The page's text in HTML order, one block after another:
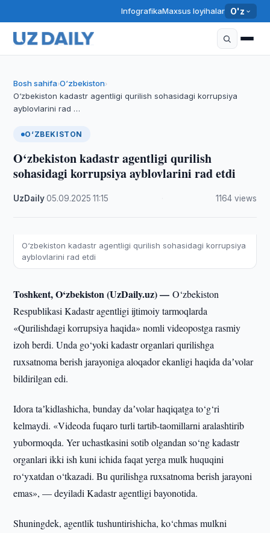
InfografikaMaxsus loyihalar O'z
Bosh sahifa›O‘zbekiston›
O‘zbekiston kadastr agentligi qurilish sohasidagi korrupsiya
ayblovlarini rad …
O‘ZBEKISTON
O‘zbekiston kadastr agentligi qurilish
sohasidagi korrupsiya ayblovlarini rad etdi
UzDaily·05.09.2025 ·11:15 1164 views
O‘zbekiston kadastr agentligi qurilish sohasidagi korrupsiya
ayblovlarini rad etdi
Toshkent, O‘zbekiston (UzDaily.uz) —O‘zbekiston
Respublikasi Kadastr agentligi ijtimoiy tarmoqlarda
«Qurilishdagi korrupsiya haqida» nomli videopostga rasmiy
izoh berdi. Unda go‘yoki kadastr organlari qurilishga
ruxsatnoma berish jarayoniga aloqador ekanligi haqida daʼvolar
bildirilgan edi.
Idora taʼkidlashicha, bunday daʼvolar haqiqatga to‘g‘ri
kelmaydi. «Videoda fuqaro turli tartib-taomillarni aralashtirib
yubormoqda. Yer uchastkasini sotib olgandan so‘ng kadastr
organlari ikki ish kuni ichida faqat yerga mulk huquqini
ro‘yxatdan o‘tkazadi. Bu qurilishga ruxsatnoma berish jarayoni
emas», — deyiladi Kadastr agentligi bayonotida.
Shuningdek, agentlik tushuntirishicha, ko‘chmas mulkni